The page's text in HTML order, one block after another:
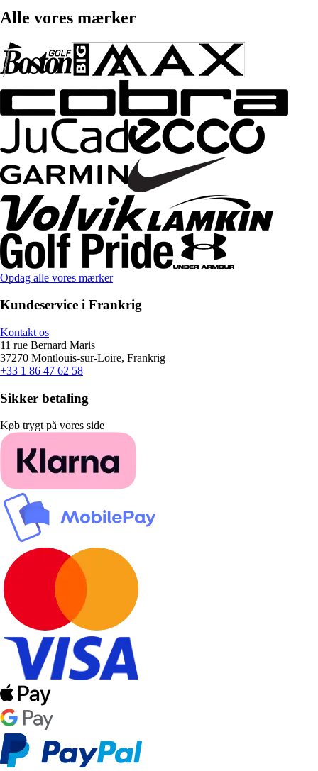
Alle vores mærker
Opdag alle vores mærker
Kundeservice i Frankrig
Kontakt os
11 rue Bernard Maris
37270 Montlouis-sur-Loire, Frankrig
+33 1 86 47 62 58
Sikker betaling
Køb trygt på vores side